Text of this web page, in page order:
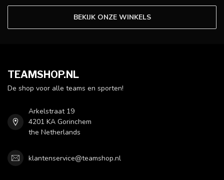
BEKIJK ONZE WINKELS
TEAMSHOP.NL
De shop voor alle teams en sporten!
Arkelstraat 19
4201 KA Gorinchem
the Netherlands
klantenservice@teamshop.nl